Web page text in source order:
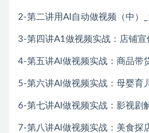
2-第二讲用AI自动做视频（中）
3-第四讲A1做视频实战：店铺宣
4-第五讲Al做视频实战：商品带
5-第六讲Al做视频实战：母婴育
6-第七讲AI做视频实战：影视剧
7-第八讲Al做视频实战：美食探